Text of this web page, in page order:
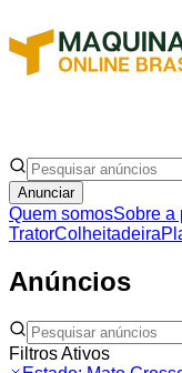
Anunciar
Quem somosSobre a
TratorColheitadeira
Anúncios
Filtros Ativos